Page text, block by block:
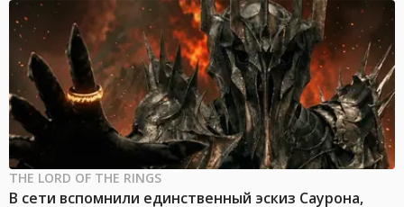
THE LORD OF THE RINGS
В сети вспомнили единственный эскиз Саурона,